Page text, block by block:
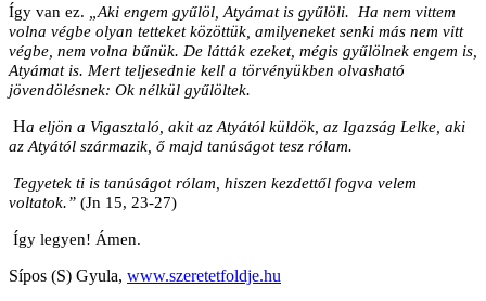
Így van ez.
„Aki engem gyűlöl, Atyámat is gyűlöli. Ha nem vittem
volna végbe olyan tetteket közöttük, amilyeneket senki más nem vitt
végbe, nem volna bűnük. De látták ezeket, mégis gyűlölnek engem is,
Atyámat is. Mert teljesednie kell a törvényükben olvasható
jövendölésnek: Ok nélkül gyűlöltek.
Ha eljön a Vigasztaló, akit az Atyától küldök, az Igazság Lelke, aki
az Atyától származik, ő majd tanúságot tesz rólam.
Tegyetek ti is tanúságot rólam, hiszen kezdettől fogva velem
voltatok.” (Jn 15, 23-27)
Így legyen! Ámen.
Sípos (S) Gyula, www.szeretetfoldje.hu